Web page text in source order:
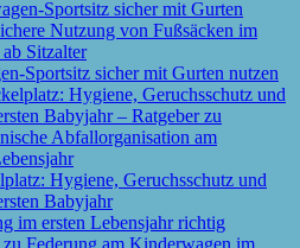
Sportsitz sicher mit Gurten nutzen
Hygiene, Geruchsschutz und
Babyjahr